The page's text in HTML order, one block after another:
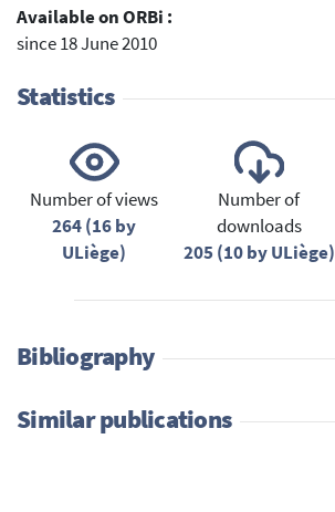
Available on ORBi :
since 18 June 2010
Statistics
Number of views
264 (16 by
ULiège)
Number of
downloads
205 (10 by ULiège)
Bibliography
Similar publications